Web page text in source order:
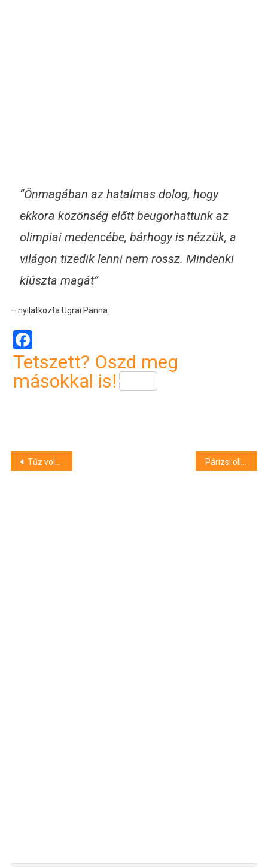
“Önmagában az hatalmas dolog, hogy
ekkora közönség előtt beugorhattunk az
olimpiai medencébe, bárhogy is nézzük, a
világon tizedik lenni nem rossz. Mindenki
kiúszta magát”
– nyilatkozta Ugrai Panna.
Facebook
Tetszett? Oszd meg
másokkal is!
Bejegyzés
Tűz volt Tégláson, mentőhelikopter érkezett a József Attila utcába Párizsi olimpia: Szilágyi Áron az első körben kikapott